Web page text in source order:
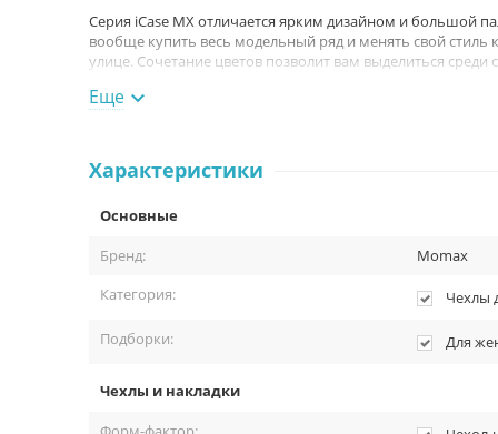
Серия iCase MX отличается ярким дизайном и большой
вообще купить весь модельный ряд и менять свой
улице. Сочетание цветов позволит вам выделиться
позволит сохранить его внешний вид, предотвращая
Еще 
Характеристики
Основные
Бренд:
Momax
Категория:
Чехлы
Подборки: Для
Чехлы и накладки